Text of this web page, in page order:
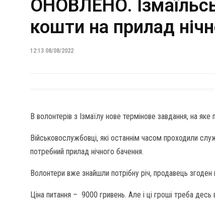
ОНОВЛЕНО.
кошти на прилад
12:13 08/08/2022
В волонтерів з Ізмаїлу нове термінове завдання, на яке
Військовослужбовці, які останнім часом проходили
потребний прилад нічного бачення.
Волонтери вже знайшли потрібну річ, продавець згоден
Ціна питання – 9000 гривень. Але і ці гроші треба десь